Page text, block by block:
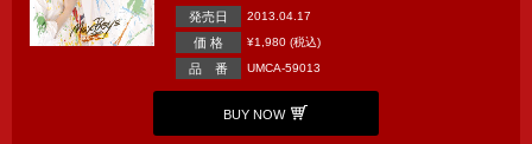
発売日 2013.04.17
価 格 ¥1,980 (税込)
品 番 UMCA-59013
BUY NOW